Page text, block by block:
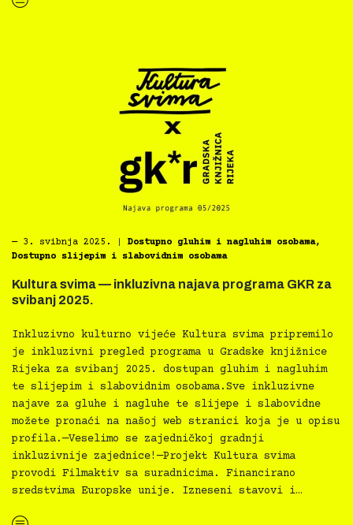
“Kultura svima — inkluzivna najava programa PMRi za svibanj 2025.”
― 3. svibnja 2025. Dostupno gluhim i nagluhim osobama,
Dostupno slijepim i slabovidnim osobama
Kultura svima — inkluzivna najava programa GKR za
svibanj 2025.
Inkluzivno kulturno vijeće Kultura svima pripremilo
je inkluzivni pregled programa u Gradske knjižnice
Rijeka za svibanj 2025. dostupan gluhim i nagluhim
te slijepim i slabovidnim osobama.Sve inkluzivne
najave za gluhe i nagluhe te slijepe i slabovidne
možete pronaći na našoj web stranici koja je u opisu
profila.—Veselimo se zajedničkoj gradnji
inkluzivnije zajednice!—Projekt Kultura svima
provodi Filmaktiv sa suradnicima. Financirano
sredstvima Europske unije. Izneseni stavovi i…